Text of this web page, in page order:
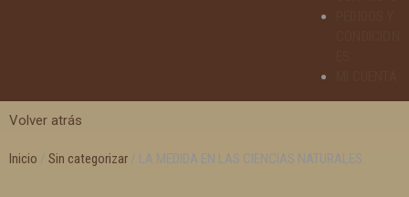
Volver atrás
Inicio / Sin categorizar / LA MEDIDA EN LAS CIENCIAS NATURALES.